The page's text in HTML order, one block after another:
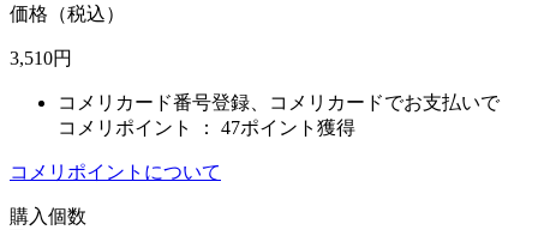
価格（税込）
3,510円
コメリカード番号登録、コメリカードでお支払いで
コメリポイント ： 47ポイント獲得
コメリポイントについて
購入個数